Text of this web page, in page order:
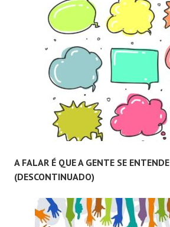
A FALAR É QUE A GENTE SE ENTENDE
(DESCONTINUADO)